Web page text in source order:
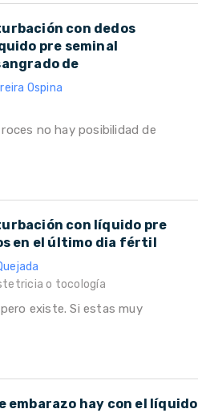
con dedos
pre seminal
de
Ospina
no hay posibilidad de
con líquido pre
en el último dia fértil
o tocología
existe. Si estas muy
embarazo hay con el líquido